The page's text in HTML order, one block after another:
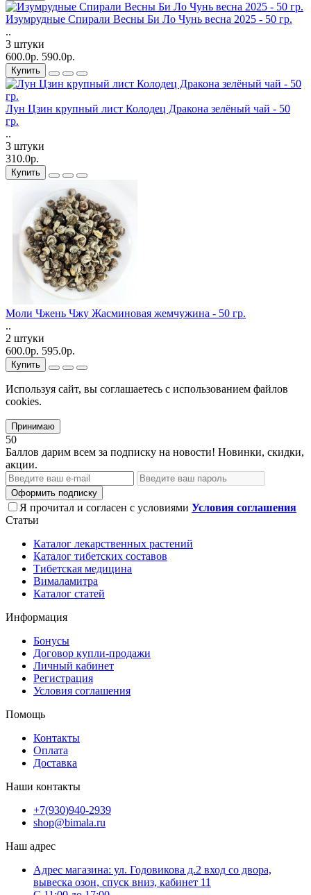
Изумрудные Спирали Весны Би Ло Чунь весна 2025 - 50 гр.
..
3 штуки
600.0р. 590.0р.
Купить
Лун Цзин крупный лист Колодец Дракона зелёный чай - 50
гр.
..
3 штуки
310.0р.
Купить
Моли Чжень Чжу Жасминовая жемчужина - 50 гр.
..
2 штуки
600.0р. 595.0р.
Купить
Используя сайт, вы соглашаетесь с использованием файлов
cookies.
Принимаю
50
Баллов дарим всем за подписку на новости! Новинки, скидки,
акции.
Оформить подписку
Я прочитал и согласен с условиями Условия соглашения
Статьи
Каталог лекарственных растений
Каталог тибетских составов
Тибетская медицина
Вималамитра
Каталог статей
Информация
Бонусы
Договор купли-продажи
Личный кабинет
Регистрация
Условия соглашения
Помощь
Контакты
Оплата
Доставка
Наши контакты
+7(930)940-2939
shop@bimala.ru
Наш адрес
Адрес магазина: ул. Годовикова д.2 вход со двора,
вывеска озон, спуск вниз, кабинет 11